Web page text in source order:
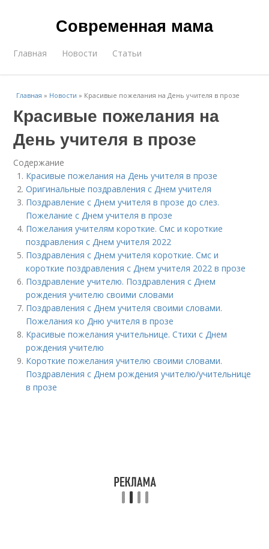
Современная мама
Главная Новости Статьи
Главная » Новости » Красивые пожелания на День учителя в прозе
Красивые пожелания на
День учителя в прозе
Содержание
Красивые пожелания на День учителя в прозе
Оригинальные поздравления с Днем учителя
Поздравление с Днем учителя в прозе до слез.
Пожелание с Днем учителя в прозе
Пожелания учителям короткие. Смс и короткие
поздравления с Днем учителя 2022
Поздравления с Днем учителя короткие. Смс и
короткие поздравления с Днем учителя 2022 в прозе
Поздравление учителю. Поздравления с Днем
рождения учителю своими словами
Поздравления с Днем учителя своими словами.
Пожелания ко Дню учителя в прозе
Красивые пожелания учительнице. Стихи с Днем
рождения учителю
Короткие пожелания учителю своими словами.
Поздравления с Днем рождения учителю/учительнице
в прозе